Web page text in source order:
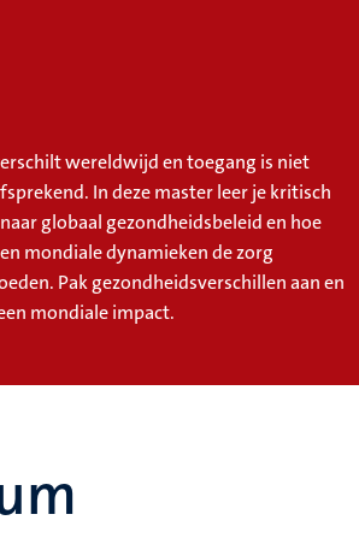
wereldwijd en toegang is niet
In deze master leer je kritisch
globaal gezondheidsbeleid en hoe
mondiale dynamieken de zorg
Pak gezondheidsverschillen aan en
mondiale impact.